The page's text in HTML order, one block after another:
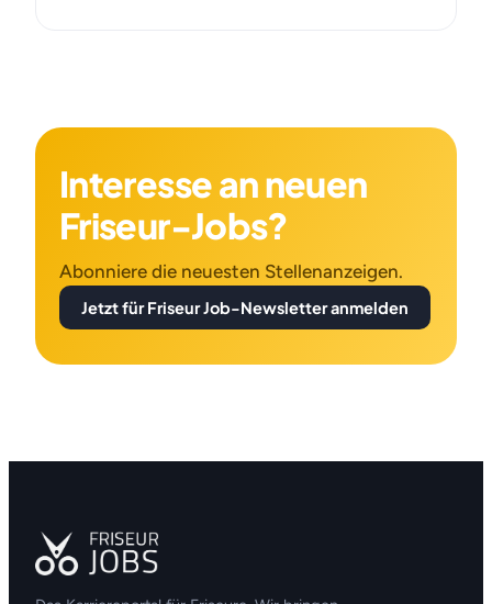
Interesse an neuen
Friseur-Jobs?
Abonniere die neuesten Stellenanzeigen.
Jetzt für Friseur Job-Newsletter anmelden